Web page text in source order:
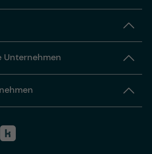
Unternehmen